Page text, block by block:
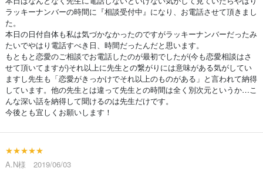
ラッキーナンバーの時間に『相談受付中』になり、お電話させて頂きまし
た。
本日の日付自体も私は気づかなかったのですがラッキーナンバーだったみ
たいでやはり電話すべき日、時間だったんだと思います。
もともと恋愛のご相談でお電話したのが最初でしたが(今も恋愛相談はさ
せて頂いてますが)それ以上に先生との繋がりには意味がある気がしてい
ますし先生も「恋愛がきっかけでそれ以上のものがある」と言われて納得
しています。他の先生とは違って先生との時間は全く別次元というか…こ
んな深い話を納得して聞けるのは先生だけです。
今後とも宜しくお願いします！
★★★★★
A.N様 2019/06/03